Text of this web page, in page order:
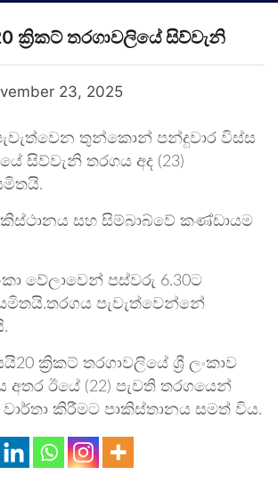
තරගාවලියේ සිව්වැනි
23, 2025
තුන්කොන් පන්දුවාර විස්ස
සිව්වැනි තරගය අද (23)
සහ සිම්බාබ්වේ කණ්ඩායම
වේලාවෙන් පස්වරු 6.30ට
පැවැත්වෙන්නේ
ක්‍රිකට් තරගාවලියේ ශ්‍රී ලංකාව
අතර ඊයේ (22) පැවති තරගයෙන්
කිරීමට පාකිස්තානය සමත් විය.